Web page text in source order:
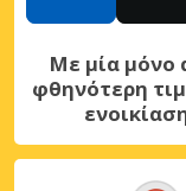
Με μία μόνο
φθηνότερη